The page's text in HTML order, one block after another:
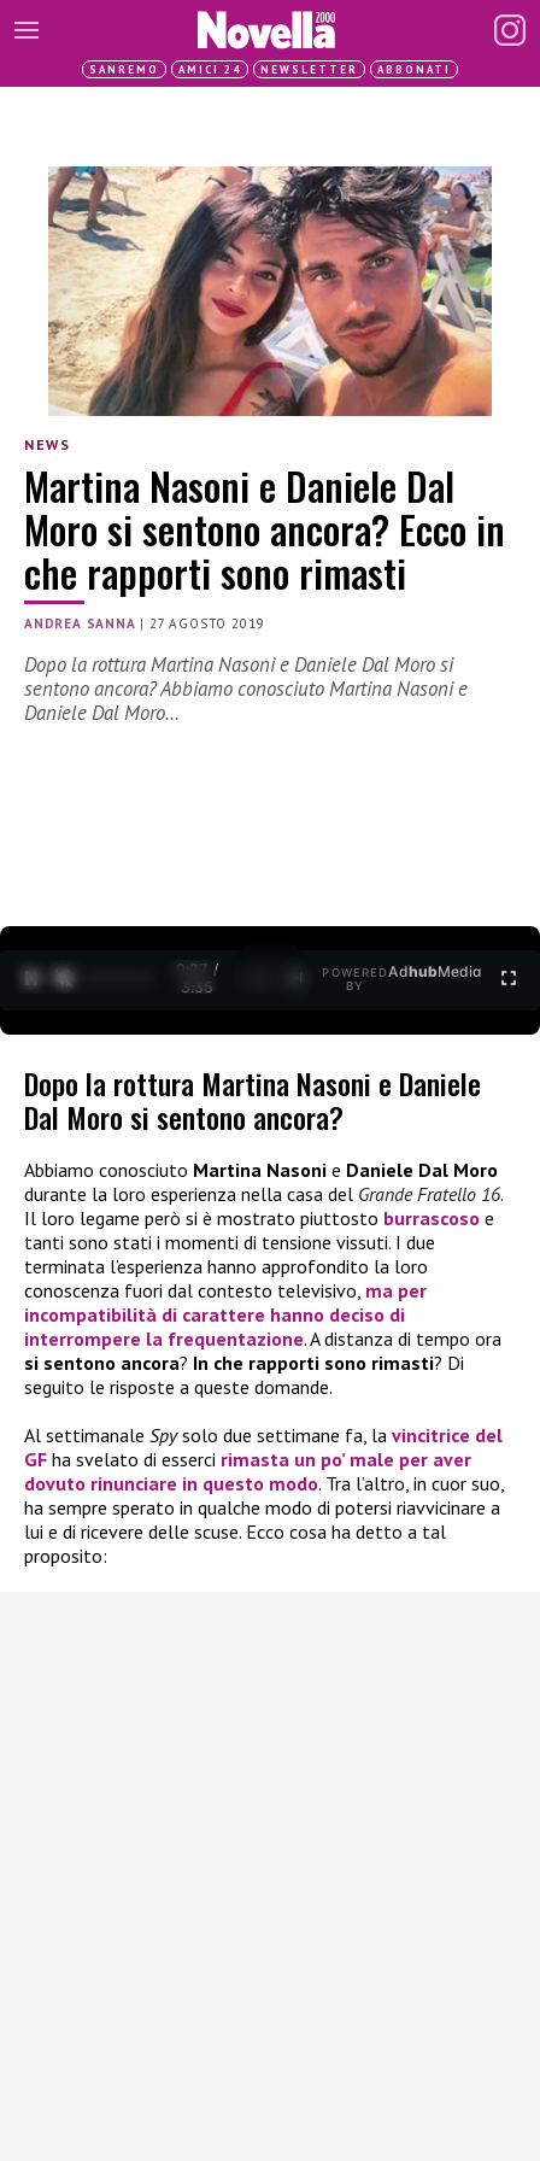
SANREMO AMICI 24 NEWSLETTER ABBONATI
NEWS
Martina Nasoni e Daniele Dal
Moro si sentono ancora? Ecco in
che rapporti sono rimasti
ANDREA SANNA |27 AGOSTO 2019
Dopo la rottura Martina Nasoni e Daniele Dal Moro si
sentono ancora? Abbiamo conosciuto Martina Nasoni e
Daniele Dal Moro…
0:27 /
3:35
POWERED
BY
AdhubMedia
Dopo la rottura Martina Nasoni e Daniele
Dal Moro si sentono ancora?
Abbiamo conosciuto Martina Nasoni e Daniele Dal Moro
durante la loro esperienza nella casa del Grande Fratello 16.
Il loro legame però si è mostrato piuttosto burrascoso e
tanti sono stati i momenti di tensione vissuti. I due
terminata l’esperienza hanno approfondito la loro
conoscenza fuori dal contesto televisivo, ma per
incompatibilità di carattere hanno deciso di
interrompere la frequentazione. A distanza di tempo ora
si sentono ancora? In che rapporti sono rimasti? Di
seguito le risposte a queste domande.
Al settimanale Spysolo due settimane fa, la vincitrice del
GF ha svelato di esserci rimasta un po’ male per aver
dovuto rinunciare in questo modo. Tra l’altro, in cuor suo,
ha sempre sperato in qualche modo di potersi riavvicinare a
lui e di ricevere delle scuse. Ecco cosa ha detto a tal
proposito: